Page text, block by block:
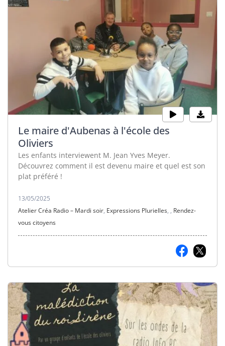
Le maire d'Aubenas à l'école des
Oliviers
Les enfants interviewent M. Jean Yves Meyer.
Découvrez comment il est devenu maire et quel est son
plat préféré !
13/05/2025
Atelier Créa Radio – Mardi soir, Expressions Plurielles, , Rendez-
vous citoyens